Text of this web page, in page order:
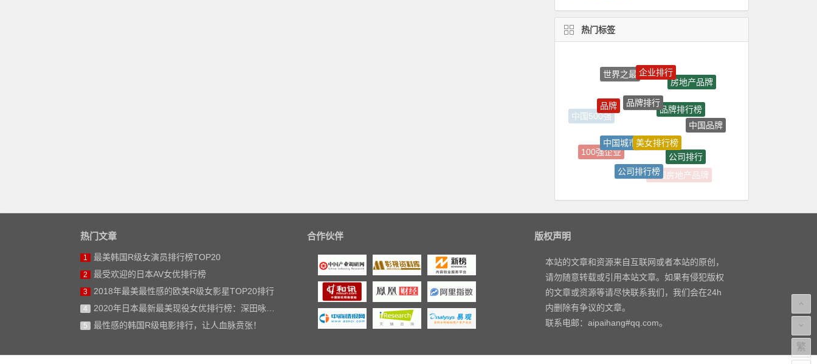
热门标签
世界之最 企业排行
房地产品牌
中国500强
品牌
品牌排行
品牌排行榜
中国品牌
100强企业
中国城市美女排行榜
公司排行
中国房地产品牌
大学排行榜
公司排行榜
热门文章
1 最美韩国R级女演员排行榜TOP20
2 最受欢迎的日本AV女优排行榜
3 2018年最美最性感的欧美R级女影星TOP20排行
4 2020年日本最新最美现役女优排行榜：深田咏美仅排第二
5 最性感的韩国R级电影排行，让人血脉贲张！
合作伙伴 版权声明
本站的文章和资源来自互联网或者本站的原创，
请勿随意转载或引用本站文章。如果有侵犯版权
的文章或资源等请尽快联系我们，我们会在24h
内删除有争议的文章。
联系电邮：aipaihang#qq.com。
繁